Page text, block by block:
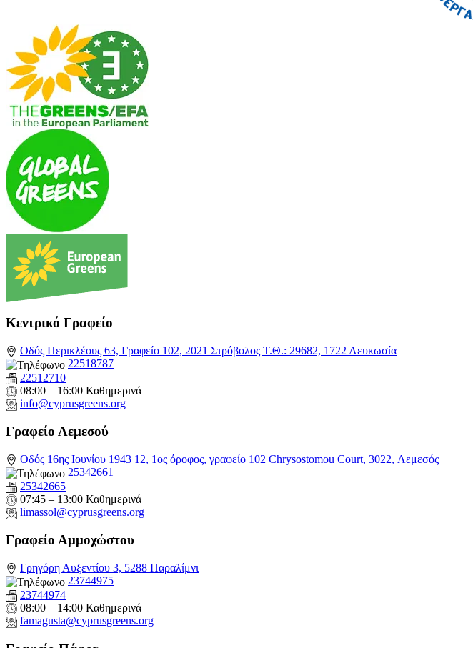
Κεντρικό Γραφείο
Οδός Περικλέους 63, Γραφείο 102, 2021 Στρόβολος Τ.Θ.: 29682, 1722 Λευκωσία
22518787
22512710
08:00 – 16:00 Καθημερινά
info@cyprusgreens.org
Γραφείο Λεμεσού
Οδός 16ης Ιουνίου 1943 12, 1ος όροφος, γραφείο 102 Chrysostomou Court, 3022, Λεμεσός
25342661
25342665
07:45 – 13:00 Καθημερινά
limassol@cyprusgreens.org
Γραφείο Αμμοχώστου
Γρηγόρη Αυξεντίου 3, 5288 Παραλίμνι
23744975
23744974
08:00 – 14:00 Καθημερινά
famagusta@cyprusgreens.org